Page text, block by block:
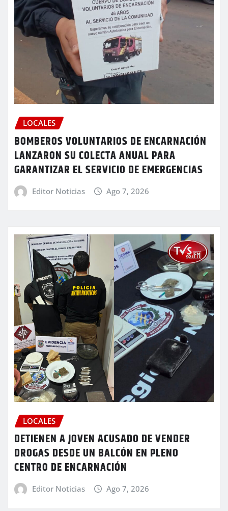
LOCALES
BOMBEROS VOLUNTARIOS DE ENCARNACIÓN
LANZARON SU COLECTA ANUAL PARA
GARANTIZAR EL SERVICIO DE EMERGENCIAS
Editor Noticias Ago 7, 2026
LOCALES
DETIENEN A JOVEN ACUSADO DE VENDER
DROGAS DESDE UN BALCÓN EN PLENO
CENTRO DE ENCARNACIÓN
Editor Noticias Ago 7, 2026